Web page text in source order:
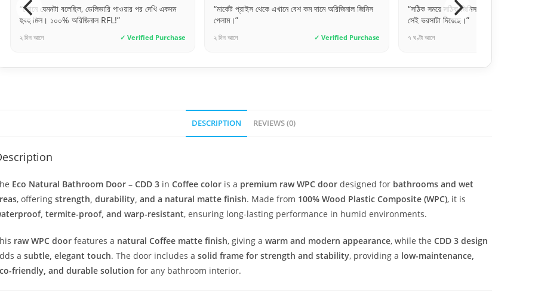
একদম
“মার্কেট প্রাইস থেকে এখানে বেশ কম দামে অরিজিনাল জিনিস
পেলাম।”
✓ Verified Purchase
“সঠিক সময়ে সঠিক জিনিস পাওয়াটাই আসল। সাফা ডোরস
✓ Verified Purchase
“সলিড বিল্ড কোয়ালিটি।
রিকমেন্ডেড!”
DESCRIPTION REVIEWS (0)
Eco Natural Bathroom Door – CDD 3 in Coffee color is a premium raw WPC door designed for bathrooms and wet
, offering strength, durability, and a natural matte finish. Made from 100% Wood Plastic Composite (WPC), it is
termite-proof, and warp-resistant, ensuring long-lasting performance in humid environments.
raw WPC door features a natural Coffee matte finish, giving a warm and modern appearance, while the CDD 3 design
a subtle, elegant touch. The door includes a solid frame for strength and stability, providing a low-maintenance,
friendly, and durable solution for any bathroom interior.